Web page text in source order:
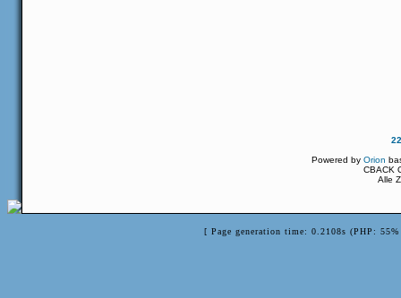
Powered by Orion
CBACK
Alle
[ Page generation time: 0.2108s (PHP: